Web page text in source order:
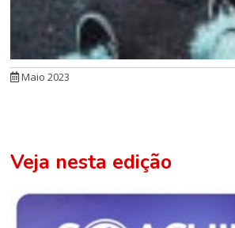
Maio 2023
Veja nesta edição